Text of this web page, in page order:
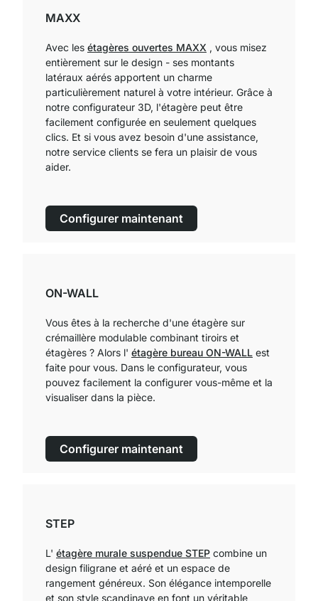
MAXX
Avec les étagères ouvertes MAXX , vous misez
entièrement sur le design - ses montants
latéraux aérés apportent un charme
particulièrement naturel à votre intérieur. Grâce à
notre configurateur 3D, l'étagère peut être
facilement configurée en seulement quelques
clics. Et si vous avez besoin d'une assistance,
notre service clients se fera un plaisir de vous
aider.
Configurer maintenant
ON-WALL
Vous êtes à la recherche d'une étagère sur
crémaillère modulable combinant tiroirs et
étagères ? Alors l' étagère bureau ON-WALL est
faite pour vous. Dans le configurateur, vous
pouvez facilement la configurer vous-même et la
visualiser dans la pièce.
Configurer maintenant
STEP
L' étagère murale suspendue STEP combine un
design filigrane et aéré et un espace de
rangement généreux. Son élégance intemporelle
et son style scandinave en font un véritable